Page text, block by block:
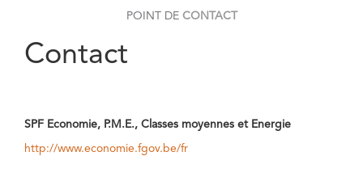
POINT DE CONTACT
Contact
SPF Economie, P.M.E., Classes moyennes et Energie
http://www.economie.fgov.be/fr